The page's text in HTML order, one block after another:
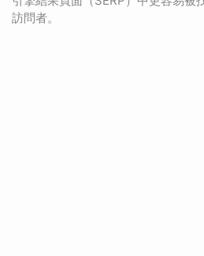
訪問者。